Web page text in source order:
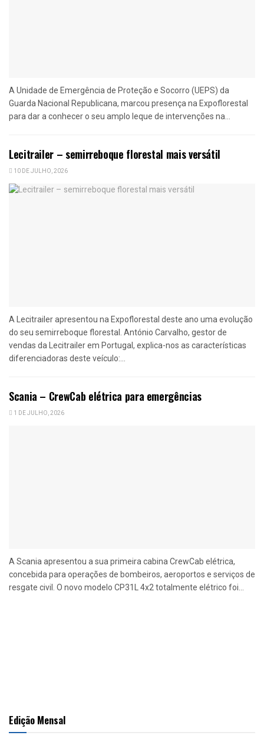
A Unidade de Emergência de Proteção e Socorro (UEPS) da
Guarda Nacional Republicana, marcou presença na Expoflorestal
para dar a conhecer o seu amplo leque de intervenções na...
Lecitrailer – semirreboque florestal mais versátil
10 DE JULHO, 2026
A Lecitrailer apresentou na Expoflorestal deste ano uma evolução
do seu semirreboque florestal. António Carvalho, gestor de
vendas da Lecitrailer em Portugal, explica-nos as características
diferenciadoras deste veículo:...
Scania – CrewCab elétrica para emergências
1 DE JULHO, 2026
A Scania apresentou a sua primeira cabina CrewCab elétrica,
concebida para operações de bombeiros, aeroportos e serviços de
resgate civil. O novo modelo CP31L 4x2 totalmente elétrico foi...
Edição Mensal